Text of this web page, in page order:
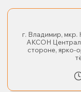
г. Владимир, мкр.
АКСОН
стороне, ярко-